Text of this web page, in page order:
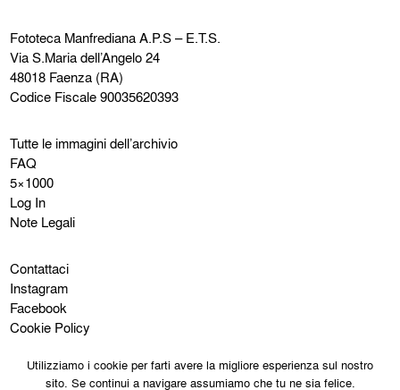
Fototeca ManfredianaA.P.S – E.T.S.
Via S.Maria dell’Angelo 24
48018 Faenza (RA)
Codice Fiscale 90035620393
Tutte le immagini dell’archivio
FAQ
5×1000
Log In
Note Legali
Contattaci
Instagram
Facebook
Cookie Policy
Utilizziamo i cookie per farti avere la migliore esperienza sul nostro
sito. Se continui a navigare assumiamo che tu ne sia felice.